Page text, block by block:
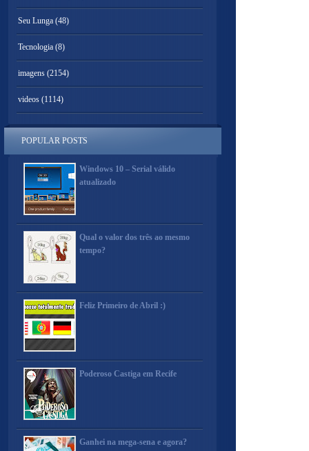
Seu Lunga (48)
Tecnologia (8)
imagens (2154)
videos (1114)
POPULAR POSTS
Windows 10 – Serial válido
atualizado
Qual o valor dos três ao mesmo
tempo?
Feliz Primeiro de Abril :)
Poderoso Castiga em Recife
Ganhei na mega-sena e agora?